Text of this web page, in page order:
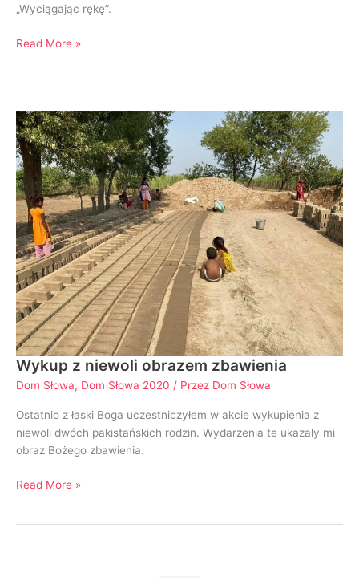
„Wyciągając rękę”.
Read More »
Wykup z niewoli obrazem zbawienia
Dom Słowa, Dom Słowa 2020 / Przez Dom Słowa
Ostatnio z łaski Boga uczestniczyłem w akcie wykupienia z
niewoli dwóch pakistańskich rodzin. Wydarzenia te ukazały mi
obraz Bożego zbawienia.
Wykup
z
niewoli
obrazem
zbawienia
Read More »